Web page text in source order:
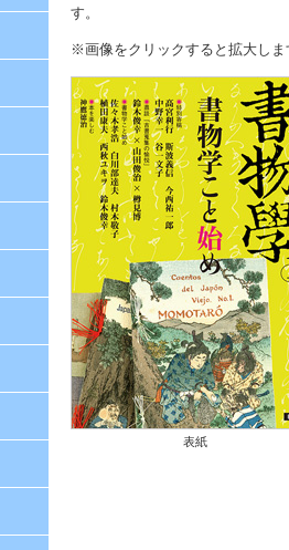
す。
※画像をクリックすると拡大しま
表紙